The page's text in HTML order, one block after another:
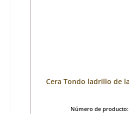
Cera Tondo ladrillo de
Número de producto: